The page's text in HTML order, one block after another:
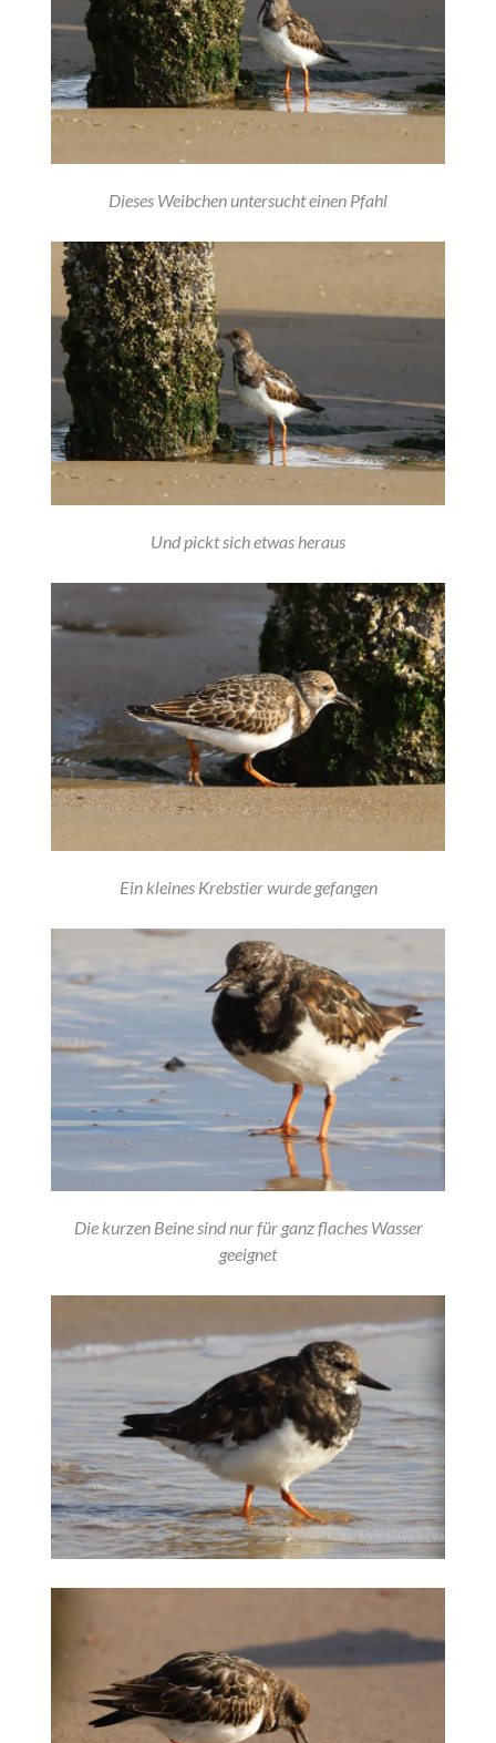
Dieses Weibchen untersucht einen Pfahl
Und pickt sich etwas heraus
Ein kleines Krebstier wurde gefangen
Die kurzen Beine sind nur für ganz flaches Wasser
geeignet